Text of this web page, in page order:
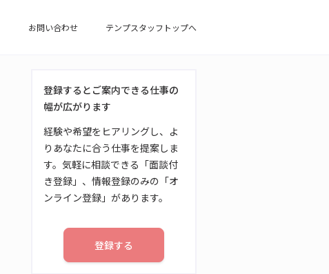
お問い合わせ テンプスタッフトップへ
登録するとご案内できる仕事の
幅が広がります
経験や希望をヒアリングし、よ
りあなたに合う仕事を提案しま
す。気軽に相談できる「面談付
き登録」、情報登録のみの「オ
ンライン登録」があります。
登録する